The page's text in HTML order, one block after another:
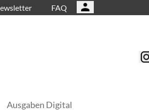
FAQ
Ausgaben Digital